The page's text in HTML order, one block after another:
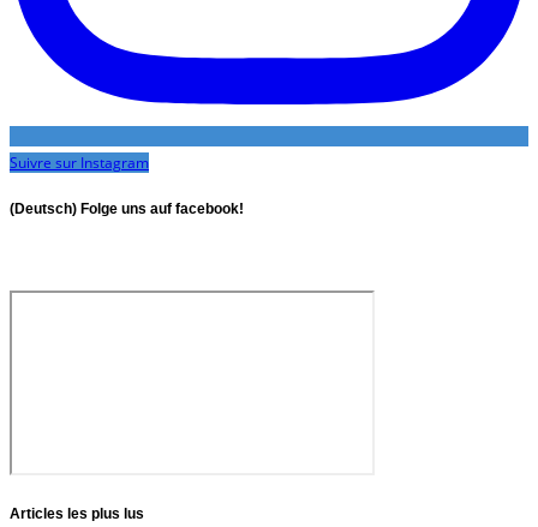
Suivre sur Instagram
(Deutsch) Folge uns auf facebook!
Articles les plus lus